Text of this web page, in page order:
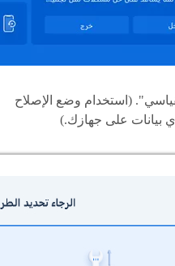
(استخدام وضع الإصلاح
بيانات على جهازك.)